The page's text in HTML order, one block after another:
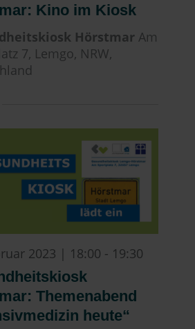
Kino im Kiosk
HörstmarAm
7, Lemgo, NRW,
Themenabend
heute“
2023 | 18:00 - 19:30